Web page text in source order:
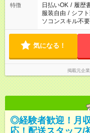
特徴 日払いOK / 履歴
服装自由 / シフ
ソコンスキル不要
気になる！
掲載元企
◎経験者歓迎！月
応！配送スタッフ/